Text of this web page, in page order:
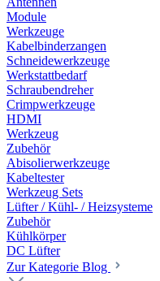
Module
Werkzeuge
Kabelbinderzangen
Schneidewerkzeuge
Werkstattbedarf
Schraubendreher
Crimpwerkzeuge
HDMI
Werkzeug
Zubehör
Abisolierwerkzeuge
Kabeltester
Werkzeug Sets
Lüfter / Kühl- / Heizsysteme
Zubehör
Kühlkörper
DC Lüfter
Zur Kategorie Blog